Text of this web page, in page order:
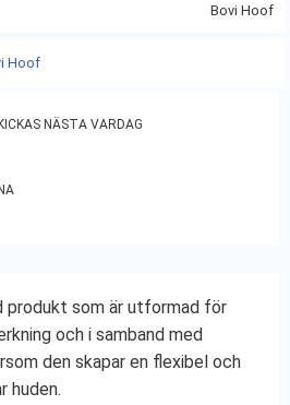
Bovi Hoof
Hoof
NÄSTA VARDAG
produkt som är utformad för
och i samband med
den skapar en flexibel och
huden.